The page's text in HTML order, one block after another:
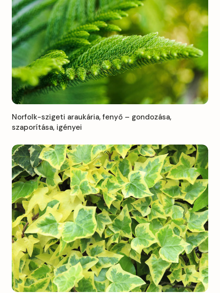
Norfolk-szigeti araukária, fenyő – gondozása,
szaporítása, igényei